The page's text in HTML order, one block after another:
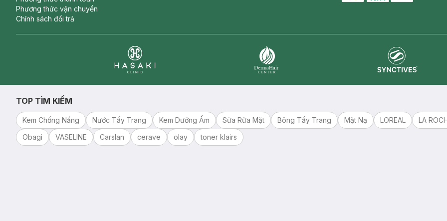
Phương thức vận chuyển
Chính sách đổi trả
TOP TÌM KIẾM
Kem Chống Nắng Nước Tẩy Trang Kem Dưỡng Ẩm Sữa Rửa Mặt Bông Tẩy Trang Mặt Nạ LOREAL LA
Obagi
VASELINE Carslan cerave olay toner klairs